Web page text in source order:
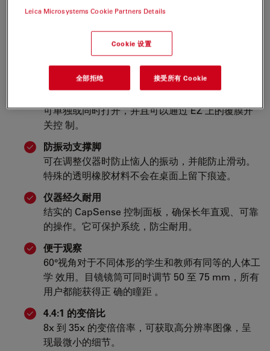
调焦驱动器
操作简易，学生和教师能舒适地聚焦。
可单独或同时打开，并且可以通过 EZ 上的覆膜开
关控 制。
防振动支撑脚
可在调整仪器时防止恼人的振动，并能防止滑动。
特殊的透明橡胶材料不会在桌面上留下痕迹。
仪器经久耐用
结实的 CapSense 控制面板，确保长年直观、可靠
的操作。它可保护系统，防尘耐用。
便于观察
60°视角对于不同体形的学生和教师有同等的人体工
学 效用。目镜镜筒可同时调节 50 至 75 mm，所有
用户都能获得正 确的瞳距 。
4.4:1 的变倍比
8x 到 35x 的变倍倍率，可获取高分辨率图像，呈
现最微小的细节。
Leica Microsystems Cookie Partners Details
Cookie 设置
全部拒绝 接受所有 Cookie